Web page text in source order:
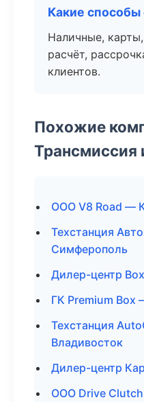
Какие способы
Наличные,
расчёт,
клиентов.
Похожие
Трансмиссия
ООО V8 Road —
Техстанция
Симферополь
Дилер-центр
ГК Premium Box
Техстанция
Владивосток
Дилер-центр
ООО Drive